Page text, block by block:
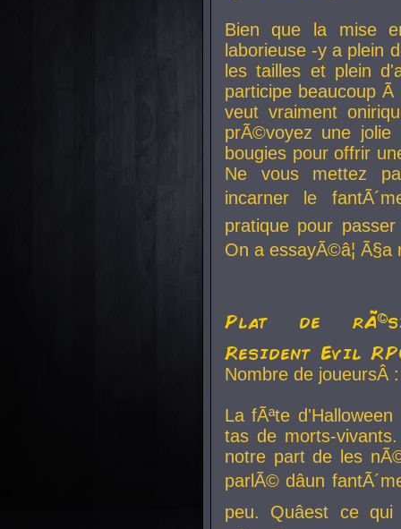
Bien que la mise
laborieuse -y a plein
les tailles et plein
participe beaucoup
veut vraiment
prÃ©voyez une
bougies pour offrir
Ne vous mettez
incarner le
pratique pour
On a essayÃ©â¦
Plat de
Resident Evil
Nombre de
La fÃªte
tas de morts-
notre part de les
parlÃ© dâun
peu. Quâest ce